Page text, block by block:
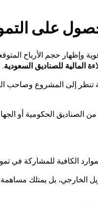
على
وإظهار حجم الأرباح
المالية للصناديق السعودية.
تنظر إلى المشروع
الحكومية أو
الموارد الكافية للمشاركة
الخارجي، بل يمتلك